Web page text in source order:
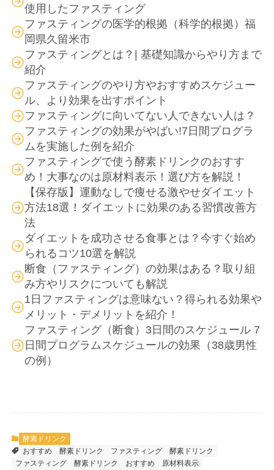
使用したファスティング
ファスティングの医学的根拠（科学的根拠）福
岡県久留米市
ファスティングとは？| 基礎知識からやり方まで
紹介
ファスティングのやり方やおすすめスケジュー
ル、より効果を出すポイント
ファスティングに向いてない人できない人は？
ファスティングの効果がやばい!7日間プログラ
ムを実施した例を紹介
ファスティングで使う酵素ドリンクのおすす
め！大事なのは原材料表示！選び方を解説！
【保存版】運動なしで痩せる激やせダイエット
方法18選！ダイエットに効果のある習慣改善方
法
ダイエットを成功させる食事とは？今すぐ始め
られるコツ10選を解説
断食（ファスティング）の効果はある？取り組
み方やリスクについても解説
1日ファスティングは意味ない？得られる効果や
メリット・デメリットを紹介！
ファスティング（断食）3日間のスケジュール 7
日間プログラムスケジュールの効果（38歳男性
の例）
酵素ドリンク
おすすめ 酵素ドリンク
ファスティング 酵素ドリンク
ファスティング 酵素ドリンク おすすめ
原材料表示